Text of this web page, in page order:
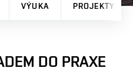
VÝUKA PROJEKTY
DO PRAXE